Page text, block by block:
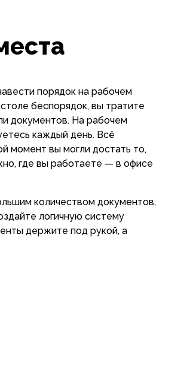
порядок на рабочем
беспорядок, вы тратите
документов. На рабочем
каждый день. Всё
момент вы могли достать то,
где вы работаете — в офисе
количеством документов,
логичную систему
держите под рукой, а